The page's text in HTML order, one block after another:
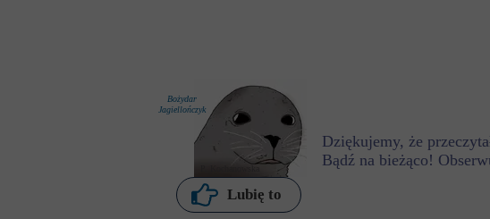
Lubię to
Dziękujemy, że
Bądź na bieżąco!
Bożydar
Jagiellończyk